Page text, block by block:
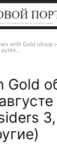
with Gold обзор
Gold